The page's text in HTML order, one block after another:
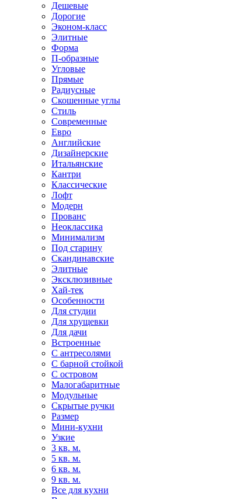
Дешевые
Дорогие
Эконом-класс
Элитные
Форма
П-образные
Угловые
Прямые
Радиусные
Скошенные углы
Стиль
Современные
Евро
Английские
Дизайнерские
Итальянские
Кантри
Классические
Лофт
Модерн
Прованс
Неоклассика
Минимализм
Под старину
Скандинавские
Элитные
Эксклюзивные
Хай-тек
Особенности
Для студии
Для хрущевки
Для дачи
Встроенные
С антресолями
С барной стойкой
С островом
Малогабаритные
Модульные
Скрытые ручки
Размер
Мини-кухни
Узкие
3 кв. м.
5 кв. м.
6 кв. м.
9 кв. м.
Все для кухни